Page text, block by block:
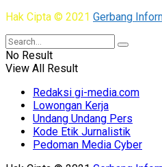
Hak Cipta © 2021 Gerbang
No Result
View All Result
Redaksi gi-media.com
Lowongan Kerja
Undang Undang Pers
Kode Etik Jurnalistik
Pedoman Media Cyber